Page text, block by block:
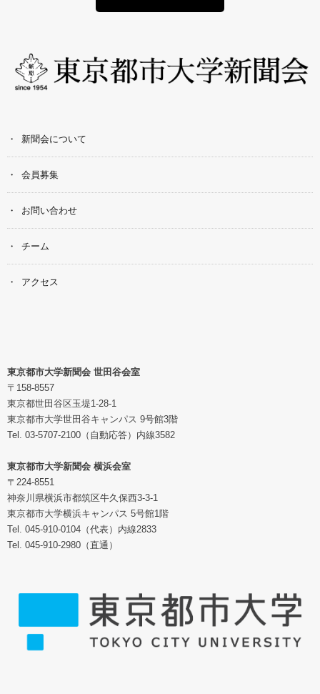
新聞会について
会員募集
お問い合わせ
チーム
アクセス
東京都市大学新聞会 世田谷会室
〒158-8557
東京都世田谷区玉堤1-28-1
東京都市大学世田谷キャンパス 9号館3階
Tel. 03-5707-2100（自動応答）内線3582
東京都市大学新聞会 横浜会室
〒224-8551
神奈川県横浜市都筑区牛久保西3-3-1
東京都市大学横浜キャンパス 5号館1階
Tel. 045-910-0104（代表）内線2833
Tel. 045-910-2980（直通）